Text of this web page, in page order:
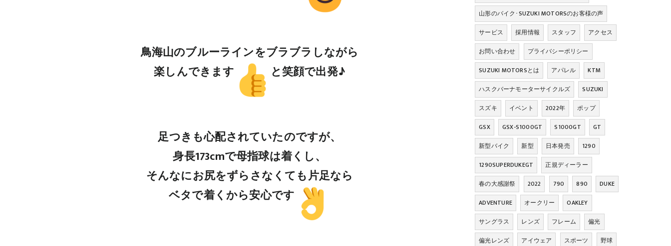
鳥海山のブルーラインをブラブラしながら
楽しんできます
と笑顔で出発♪
足つきも心配されていたのですが、
身長173cmで母指球は着くし、
そんなにお尻をずらさなくても片足なら
ベタで着くから安心です
山形のバイク･SUZUKI MOTORSのお客様の声
サービス
採用情報 スタッフ
アクセス
お問い合わせ
プライバシーポリシー
SUZUKI MOTORSとは
アパレル
KTM
ハスクバーナモーターサイクルズ
SUZUKI
スズキ
イベント 2022年
ポップ
GSX
GSX-S1000GT S1000GT
GT
新型バイク
新型 日本発売
1290
1290SUPERDUKEGT
正規ディーラー
春の大感謝祭
2022 790 890
DUKE
ADVENTURE
オークリー
OAKLEY
サングラス
レンズ フレーム
偏光
偏光レンズ
アイウェア スポーツ
野球